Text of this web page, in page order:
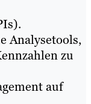
Analysetools,
zu
auf